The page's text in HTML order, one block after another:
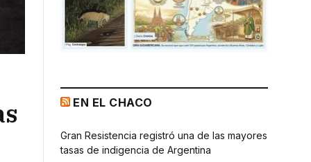
EN EL CHACO
Gran Resistencia registró una de las mayores
tasas de indigencia de Argentina